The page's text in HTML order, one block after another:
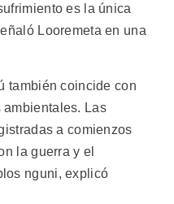
es la única
Looremeta en una
también coincide con
ambientales. Las
a comienzos
la guerra y el
nguni, explicó